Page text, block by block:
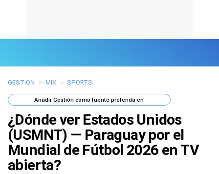
Últimas Noticias
Mi Bolsillo
Respuestas
Gente
GESTION > MIX > SPORTS
AñadirGestión como fuente preferida en
¿Dónde ver Estados Unidos
(USMNT) — Paraguay por el
Mundial de Fútbol 2026 en TV
abierta?